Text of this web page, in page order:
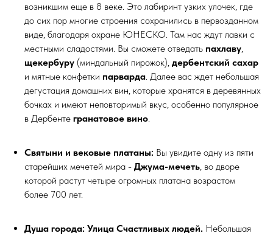
возникшим еще в 8 веке. Это лабиринт узких улочек, где
до сих пор многие строения сохранились в первозданном
виде, благодаря охране ЮНЕСКО. Там нас ждут лавки с
местными сладостями. Вы сможете отведать пахлаву,
щекербуру (миндальный пирожок), дербентский сахар
и мятные конфетки парварда. Далее вас ждет небольшая
дегустация домашних вин, которые хранятся в деревянных
бочках и имеют неповторимый вкус, особенно популярное
в Дербенте гранатовое вино.
Святыни и вековые платаны: Вы увидите одну из пяти
старейших мечетей мира - Джума-мечеть, во дворе
которой растут четыре огромных платана возрастом
более 700 лет.
Душа города: Улица Счастливых людей. Небольшая